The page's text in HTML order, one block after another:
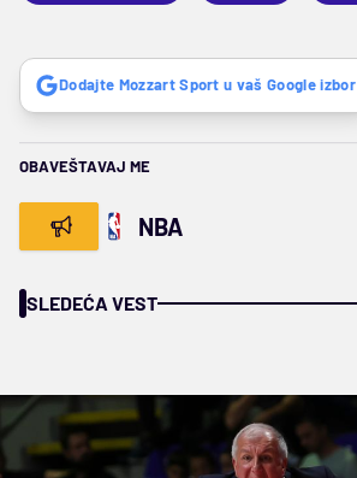
Dodajte Mozzart Sport u vaš Google izbor
OBAVEŠTAVAJ ME
NBA
SLEDEĆA VEST